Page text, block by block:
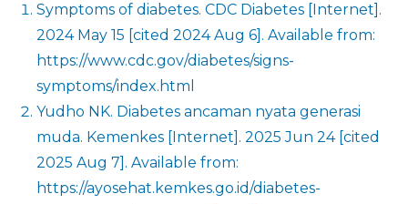
Symptoms of diabetes. CDC Diabetes [Internet].
2024 May 15 [cited 2024 Aug 6]. Available from:
https://www.cdc.gov/diabetes/signs-
symptoms/index.html
Yudho NK. Diabetes ancaman nyata generasi
muda. Kemenkes [Internet]. 2025 Jun 24 [cited
2025 Aug 7]. Available from:
https://ayosehat.kemkes.go.id/diabetes-